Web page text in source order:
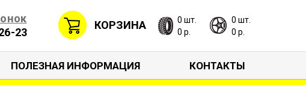
23
КОРЗИНА
0 шт.
0 р.
0 шт.
0 р.
ПОЛЕЗНАЯ ИНФОРМАЦИЯ КОНТАКТЫ